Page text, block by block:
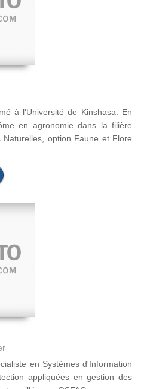
à l'Université de Kinshasa. En
en agronomie dans la filière
Naturelles, option Faune et Flore
en Systèmes d'Information
appliquées en gestion des